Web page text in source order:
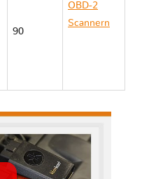
90
OBD-2
Scannern